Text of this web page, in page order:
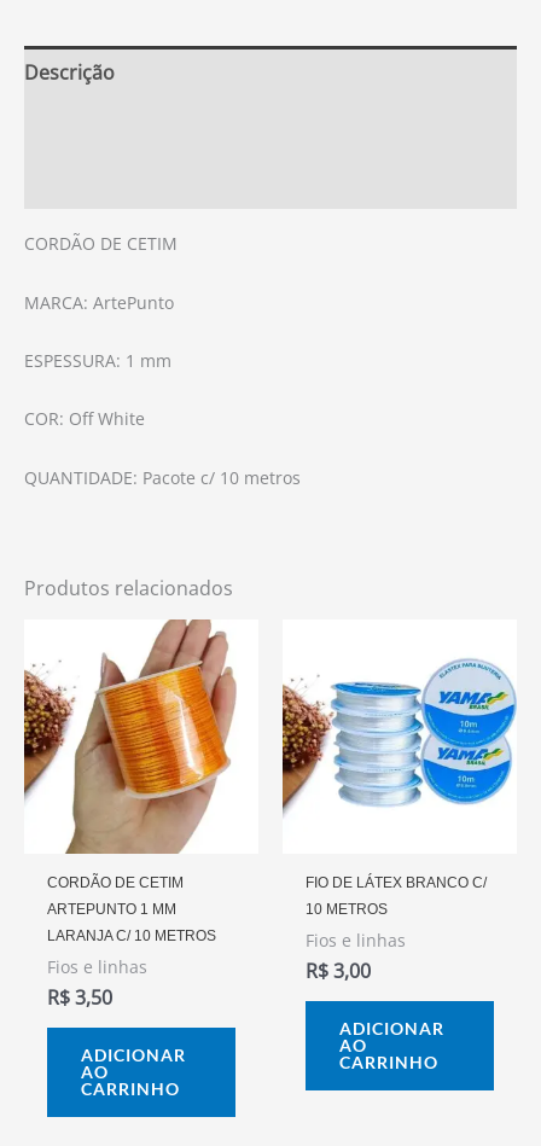
Descrição
CORDÃO DE CETIM
MARCA: ArtePunto
ESPESSURA: 1 mm
COR: Off White
QUANTIDADE: Pacote c/ 10 metros
Produtos relacionados
CORDÃO DE CETIM
ARTEPUNTO 1 MM
LARANJA C/ 10 METROS
Fios e linhas
R$3,50
ADICIONAR
AO
CARRINHO
FIO DE LÁTEX BRANCO C/
10 METROS
Fios e linhas
R$3,00
ADICIONAR
AO
CARRINHO